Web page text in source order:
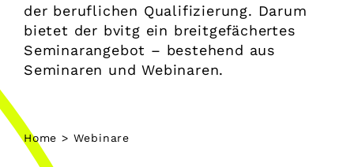
der beruflichen Qualifizierung. Darum
bietet der bvitg ein breitgefächertes
Seminarangebot – bestehend aus
Seminaren und Webinaren.
Home > Webinare